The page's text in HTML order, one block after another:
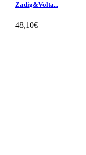
Zadig&Volta...
48,10€